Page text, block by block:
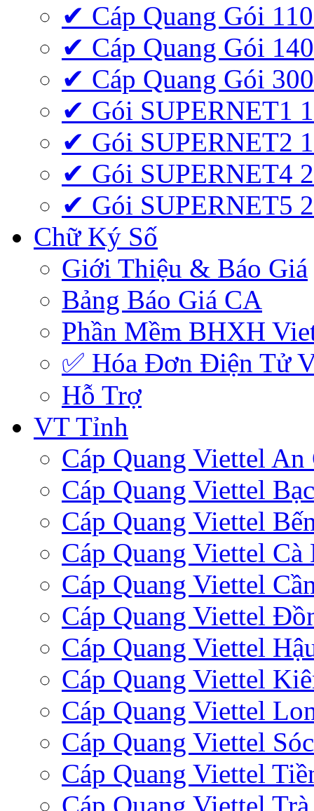
✔ Cáp Quang Gói
✔ Cáp Quang Gói
✔ Cáp Quang Gói
✔ Gói SUPERNET1
✔ Gói SUPERNET2
✔ Gói SUPERNET4
✔ Gói SUPERNET5
Chữ Ký Số
Giới Thiệu & Báo Giá
Bảng Báo Giá CA
Phần Mềm BHXH
✅‎ Hóa Đơn Điện Tử
Hỗ Trợ
VT Tỉnh
Cáp Quang Viettel An
Cáp Quang Viettel
Cáp Quang Viettel
Cáp Quang Viettel Cà
Cáp Quang Viettel
Cáp Quang Viettel
Cáp Quang Viettel
Cáp Quang Viettel
Cáp Quang Viettel
Cáp Quang Viettel
Cáp Quang Viettel